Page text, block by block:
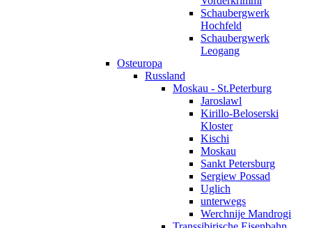
Schaubergwerk
Hochfeld
Schaubergwerk
Leogang
Osteuropa
Russland
Moskau - St.Peterburg
Jaroslawl
Kirillo-Beloserski
Kloster
Kischi
Moskau
Sankt Petersburg
Sergiew Possad
Uglich
unterwegs
Werchnije Mandrogi